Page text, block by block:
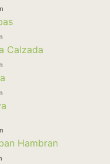
Calzada
Hambran